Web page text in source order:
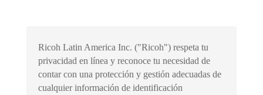
Ricoh Latin America Inc. ("Ricoh") respeta tu
privacidad en línea y reconoce tu necesidad de
contar con una protección y gestión adecuadas de
cualquier información de identificación